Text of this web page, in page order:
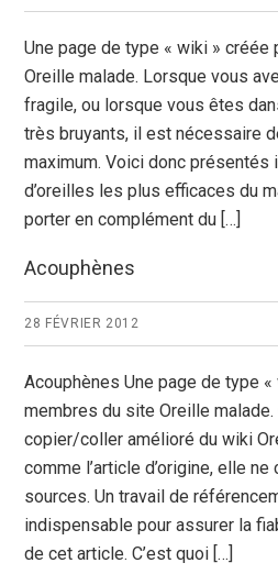
Une page de type « wiki »
Oreille malade. Lorsque vous
fragile, ou lorsque vous êtes
très bruyants, il est nécessaire
maximum. Voici donc présentés
d’oreilles les plus efficaces du
porter en complément du […]
Acouphènes
28 FÉVRIER 2012
Acouphènes Une page de type
membres du site Oreille
copier/coller amélioré du wiki
comme l’article d’origine, elle
sources. Un travail de
indispensable pour assurer la
de cet article. C’est quoi […]